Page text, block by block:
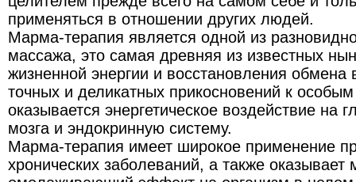
применяться в отношении других людей.
Марма-терапия является одной из
массажа, это самая древняя из известных
жизненной энергии и восстановления обмена
точных и деликатных прикосновений к
оказывается энергетическое воздействие на
мозга и эндокринную систему.
Марма-терапия имеет широкое применение
хронических заболеваний, а также